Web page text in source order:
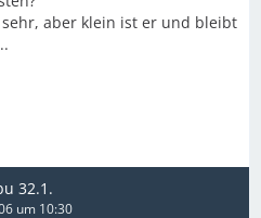
aber klein ist er und bleibt
32.1.
um 10:30